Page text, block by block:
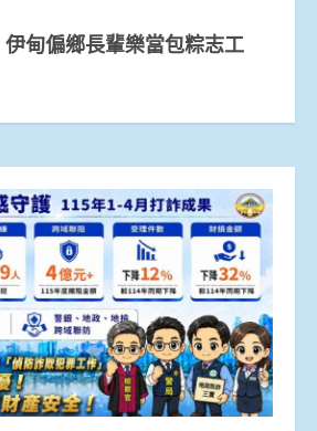
甸偏鄉長輩樂當包粽志工